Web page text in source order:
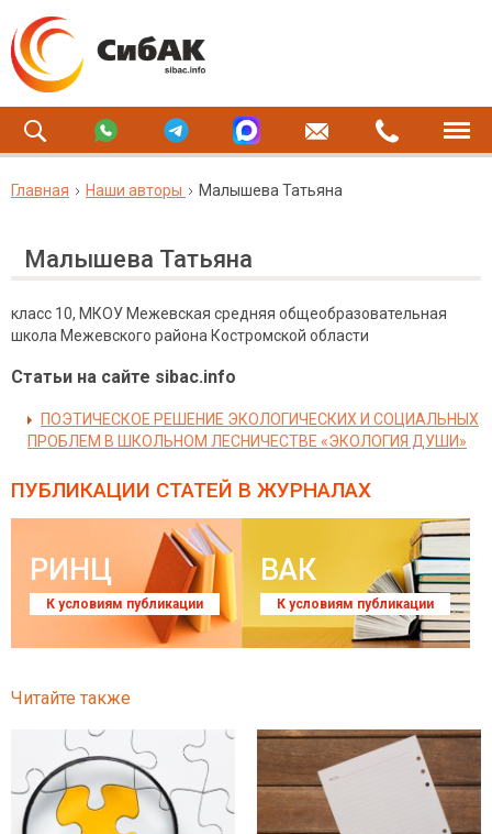
Главная Наши авторы Малышева Татьяна
Малышева Татьяна
класс 10, МКОУ Межевская средняя общеобразовательная
школа Межевского района Костромской области
Статьи на сайте sibac.info
ПОЭТИЧЕСКОЕ РЕШЕНИЕ ЭКОЛОГИЧЕСКИХ И СОЦИАЛЬНЫХ
ПРОБЛЕМ В ШКОЛЬНОМ ЛЕСНИЧЕСТВЕ «ЭКОЛОГИЯ ДУШИ»
ПУБЛИКАЦИИ СТАТЕЙ В ЖУРНАЛАХ
РИНЦ
К условиям публикации
ВАК
К условиям публикации
Читайте также